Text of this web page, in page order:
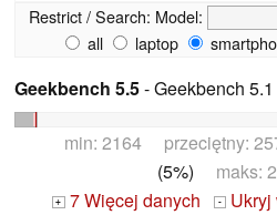
Restrict / Search: Model:
all
laptop
Geekbench 5.5- Geekbench
min: 2164 przeciętny:
(5%) maks:
+ 7 Więcej danych - Ukryj